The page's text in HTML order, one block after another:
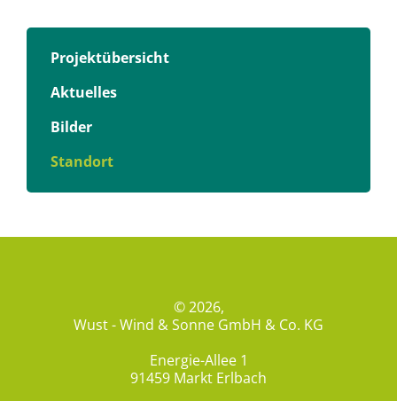
Projektübersicht
Aktuelles
Bilder
Standort
© 2026,
Wust - Wind & Sonne GmbH & Co. KG
Energie-Allee 1
91459 Markt Erlbach